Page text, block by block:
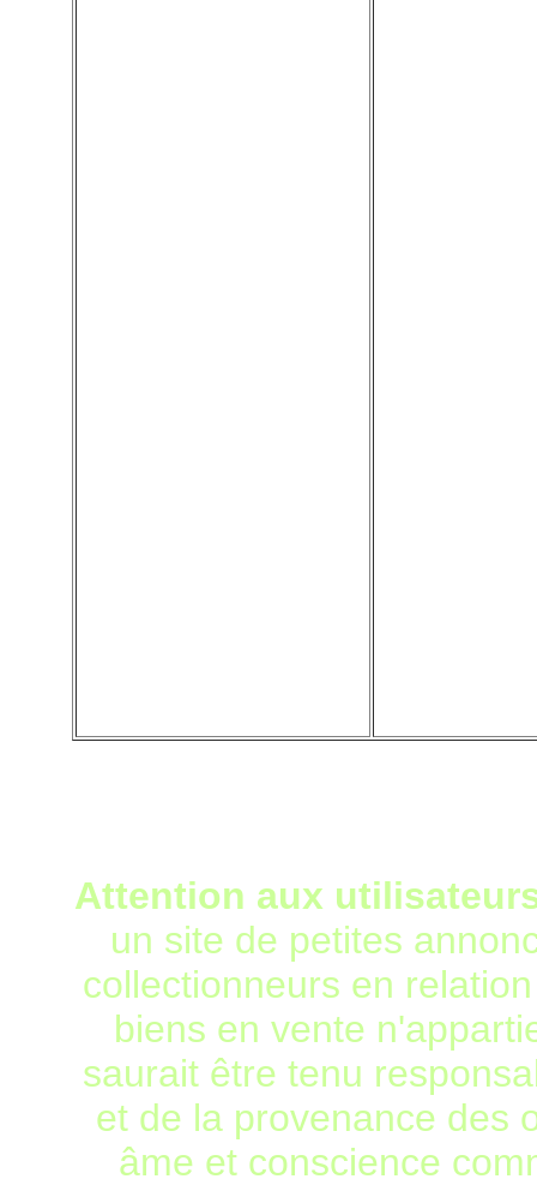
Attention aux
un site de petites
collectionneurs en
biens en vente
saurait être tenu
et de la provenance des
âme et conscience